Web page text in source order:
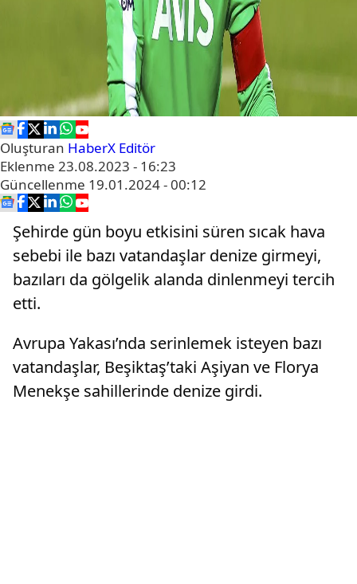
Oluşturan HaberX Editör
Eklenme 23.08.2023 - 16:23
Güncellenme 19.01.2024 - 00:12
Şehirde gün boyu etkisini süren sıcak hava
sebebi ile bazı vatandaşlar denize girmeyi,
bazıları da gölgelik alanda dinlenmeyi tercih
etti.
Avrupa Yakası’nda serinlemek isteyen bazı
vatandaşlar, Beşiktaş’taki Aşiyan ve Florya
Menekşe sahillerinde denize girdi.